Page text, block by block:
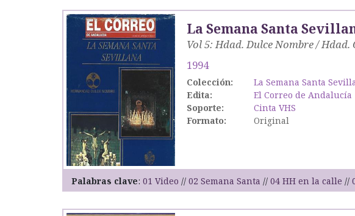
La Semana Santa
Vol 5: Hdad. Dulce Nombre /
1994
Colección:
La Semana Santa
Edita:
El Correo de Andalucía
Soporte:
Cinta VHS
Formato:
Original
Palabras clave 01 Video 02 Semana Santa 04 HH en la calle